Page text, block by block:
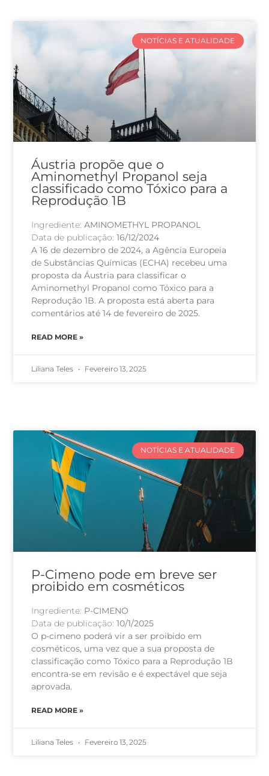
NOTÍCIAS E ATUALIDADE
Áustria propõe que o
Aminomethyl Propanol seja
classificado como Tóxico para a
Reprodução 1B
Ingrediente:AMINOMETHYL PROPANOL
Data de publicação:16/12/2024
A 16 de dezembro de 2024, a Agência Europeia
de Substâncias Químicas (ECHA) recebeu uma
proposta da Áustria para classificar o
Aminomethyl Propanol como Tóxico para a
Reprodução 1B. A proposta está aberta para
comentários até 14 de fevereiro de 2025.
READ MORE »
Liliana Teles Fevereiro 13, 2025
NOTÍCIAS E ATUALIDADE
P-Cimeno pode em breve ser
proibido em cosméticos
Ingrediente: P-CIMENO
Data de publicação:10/1/2025
O p-cimeno poderá vir a ser proibido em
cosméticos, uma vez que a sua proposta de
classificação como Tóxico para a Reprodução 1B
encontra-se em revisão e é expectável que seja
aprovada.
READ MORE »
Liliana Teles Fevereiro 13, 2025